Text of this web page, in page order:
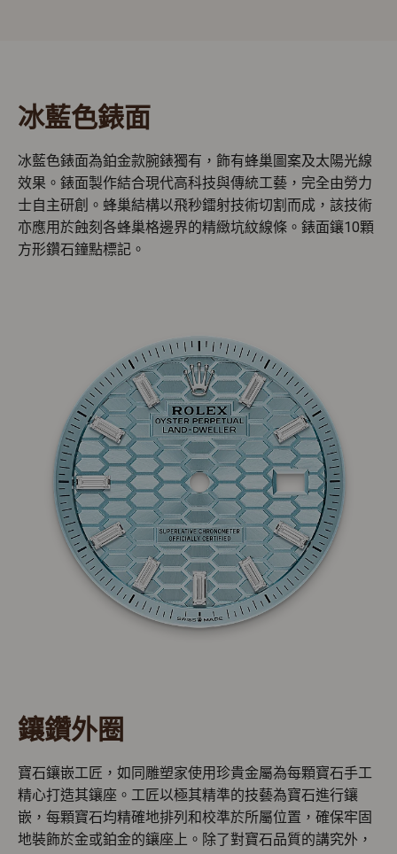
冰藍色錶面
冰藍色錶面為鉑金款腕錶獨有，飾有蜂巢圖案及太陽光線
效果。錶面製作結合現代高科技與傳統工藝，完全由勞力
士自主研創。蜂巢結構以飛秒鐳射技術切割而成，該技術
亦應用於蝕刻各蜂巢格邊界的精緻坑紋線條。錶面鑲10顆
方形鑽石鐘點標記。
鑲鑽外圈
寶石鑲嵌工匠，如同雕塑家使用珍貴金屬為每顆寶石手工
精心打造其鑲座。工匠以極其精準的技藝為寶石進行鑲
嵌，每顆寶石均精確地排列和校準於所屬位置，確保牢固
地裝飾於金或鉑金的鑲座上。除了對寶石品質的講究外，